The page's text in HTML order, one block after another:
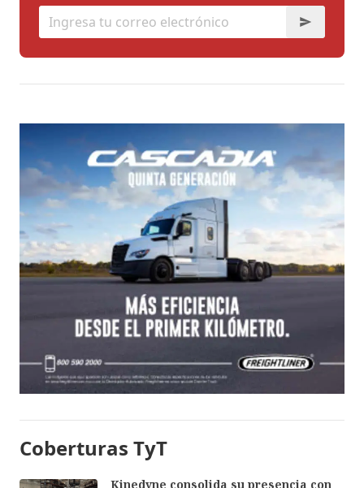
Coberturas TyT
Kinedyne consolida su presencia con